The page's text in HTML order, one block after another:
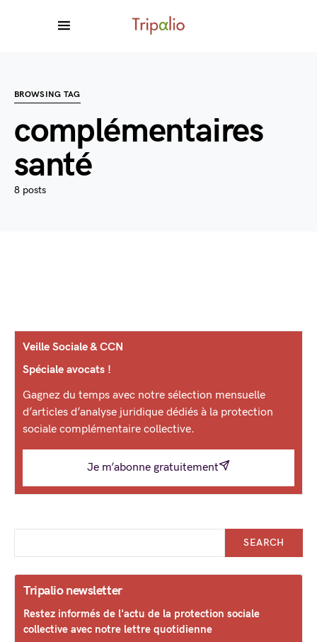
BROWSING TAG
complémentaires
santé
8 posts
Veille Sociale & CCN
Spéciale avocats !
Gagnez du temps avec notre sélection mensuelle
d’articles d’analyse juridique dédiés à la protection
sociale complémentaire collective.
Je m’abonne gratuitement
SEARCH
Tripalio newsletter
Restez informés de l'actu de la protection sociale
collective avec notre lettre quotidienne